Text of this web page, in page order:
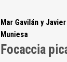
Mar Gavilán y Javier
Muniesa
Focaccia